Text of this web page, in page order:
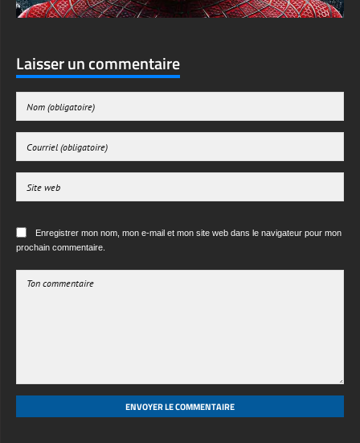
Laisser un commentaire
Enregistrer mon nom, mon e-mail et mon site web dans le navigateur pour mon